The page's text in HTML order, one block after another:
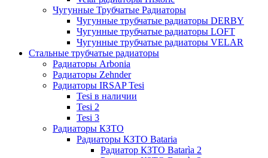
Чугунные Трубчатые Радиаторы
Чугунные трубчатые радиаторы DERBY
Чугунные трубчатые радиаторы LOFT
Чугунные трубчатые радиаторы VELAR
Стальные трубчатые радиаторы
Радиаторы Arbonia
Радиаторы Zehnder
Радиаторы IRSAP Tesi
Tesi в наличии
Tesi 2
Tesi 3
Радиаторы КЗТО
Радиаторы КЗТО Bataria
Радиатор КЗТО Batarìa 2